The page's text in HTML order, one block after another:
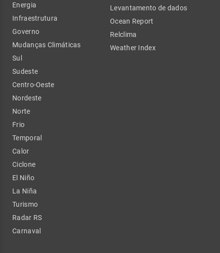
Energia
Infraestrutura
Governo
Mudanças Climáticas
Sul
Sudeste
Centro-Oeste
Nordeste
Norte
Frio
Temporal
Calor
Ciclone
El Niño
La Niña
Turismo
Radar RS
Carnaval
Levantamento de dados
Ocean Report
Relclima
Weather Index